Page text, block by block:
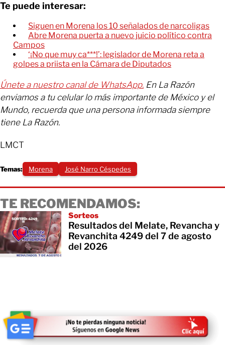
Te puede interesar:
Siguen en Morena los 10 señalados de narcoligas
Abre Morena puerta a nuevo juicio político contra
Campos
‘¡No que muy ca***!’: legislador de Morena reta a
golpes a priista en la Cámara de Diputados
Únete a nuestro canal de WhatsApp. En La Razón
enviamos a tu celular lo más importante de México y el
Mundo, recuerda que una persona informada siempre
tiene La Razón.
LMCT
Temas: Morena José Narro Céspedes
TE RECOMENDAMOS:
Sorteos
Resultados del Melate, Revancha y
Revanchita 4249 del 7 de agosto
del 2026